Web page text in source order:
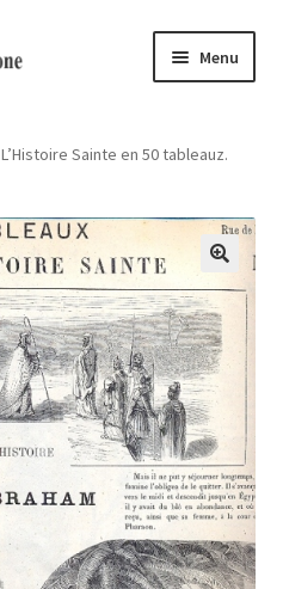
Menu
L’Histoire Sainte en 50 tableauz.